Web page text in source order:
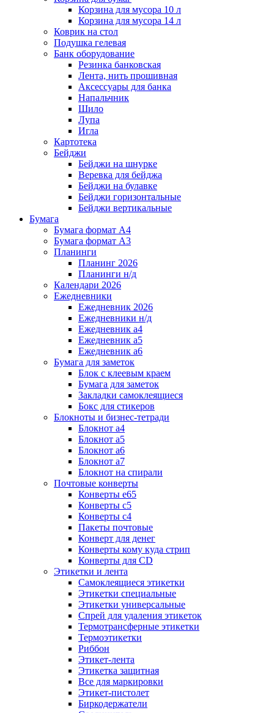
Корзина для мусора 10 л
Корзина для мусора 14 л
Коврик на стол
Подушка гелевая
Банк оборудование
Резинка банковская
Лента, нить прошивная
Аксессуары для банка
Напальчник
Шило
Лупа
Игла
Картотека
Бейджи
Бейджи на шнурке
Веревка для бейджа
Бейджи на булавке
Бейджи горизонтальные
Бейджи вертикальные
Бумага
Бумага формат А4
Бумага формат А3
Планинги
Планинг 2026
Планинги н/д
Календари 2026
Ежедневники
Ежедневник 2026
Ежедневники н/д
Ежедневник а4
Ежедневник а5
Ежедневник а6
Бумага для заметок
Блок с клеевым краем
Бумага для заметок
Закладки самоклеящиеся
Бокс для стикеров
Блокноты и бизнес-тетради
Блокнот а4
Блокнот а5
Блокнот а6
Блокнот а7
Блокнот на спирали
Почтовые конверты
Конверты е65
Конверты с5
Конверты с4
Пакеты почтовые
Конверт для денег
Конверты кому куда стрип
Конверты для CD
Этикетки и лента
Самоклеящиеся этикетки
Этикетки специальные
Этикетки универсальные
Спрей для удаления этикеток
Термотрансферные этикетки
Термоэтикетки
Риббон
Этикет-лента
Этикетка защитная
Все для маркировки
Этикет-пистолет
Биркодержатели